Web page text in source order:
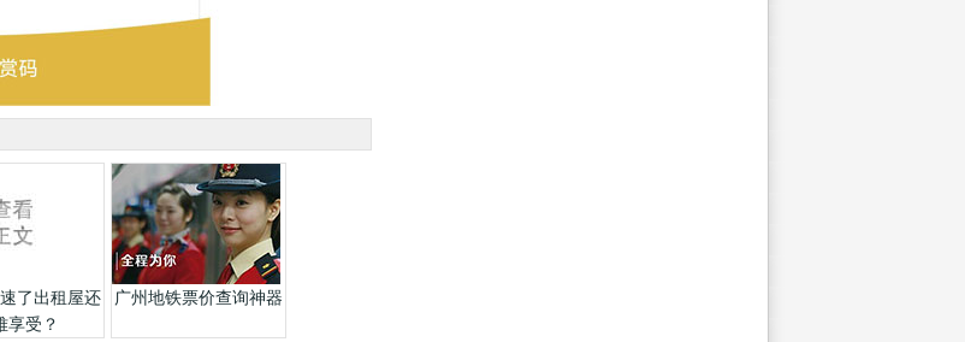
了出租屋还
享受？
广州地铁票价查询神器